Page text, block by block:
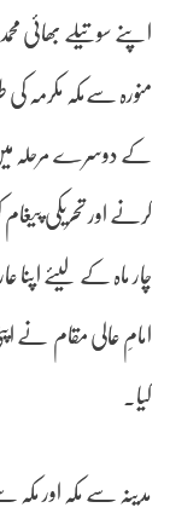
اپنے سوتیلے بھائی
منورہ سےمکہ مکرمہ
کے دوسرے مرحلہ
کرنے اور تحریکی
چار ماہ کے لیئے اپنا
امامِ عالی مقام نے
کیا۔
مدینہ سے مکہ اور